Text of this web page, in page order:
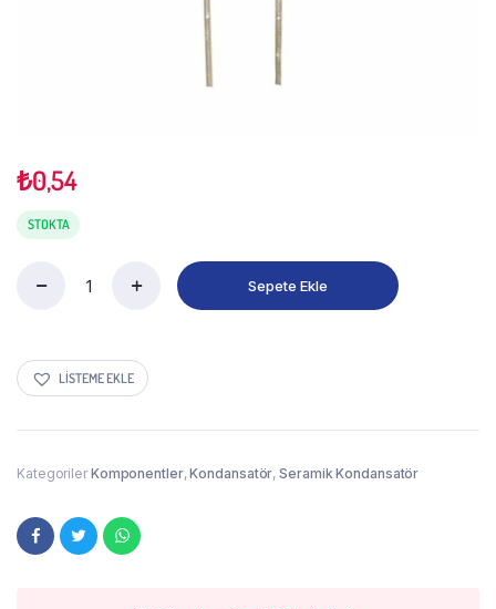
₺0,54
STOKTA
Sepete Ekle
LISTEME EKLE
Kategoriler Komponentler,Kondansatör,Seramik Kondansatör